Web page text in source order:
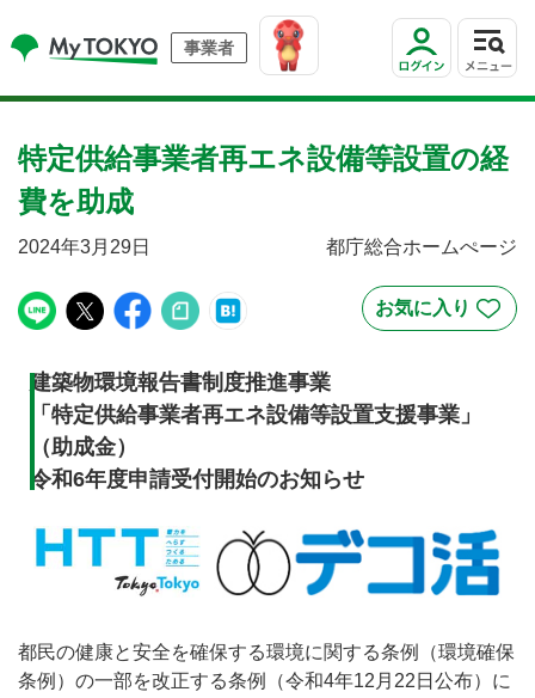
事業者
特定供給事業者再エネ設備等設置の経
費を助成
2024年3月29日 都庁総合ホームぺージ
建築物環境報告書制度推進事業
「特定供給事業者再エネ設備等設置支援事業」
（助成金）
令和6年度申請受付開始のお知らせ
都民の健康と安全を確保する環境に関する条例（環境確保
条例）の一部を改正する条例（令和4年12月22日公布）に